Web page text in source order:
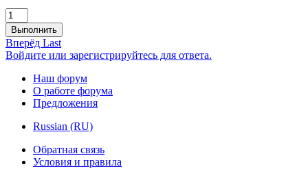
Выполнить
Вперёд Last
Войдите или зарегистрируйтесь для ответа.
Наш форум
О работе форума
Предложения
Russian (RU)
Обратная связь
Условия и правила